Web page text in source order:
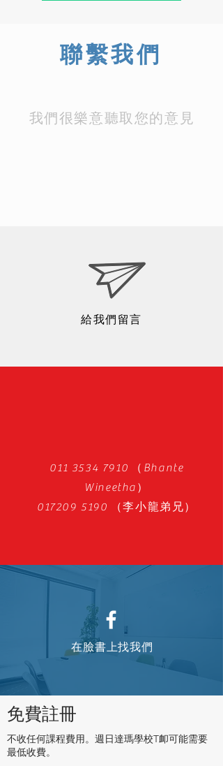
聯繫我們
我們很樂意聽取您的意見
給我們留言
011 3534 7910
（Bhante
Wineetha）
017209 5190
（李小龍弟兄）
在臉書上找我們
免費註冊
不收任何課程費用。週日達瑪學校T卹可能需要
最低收費。